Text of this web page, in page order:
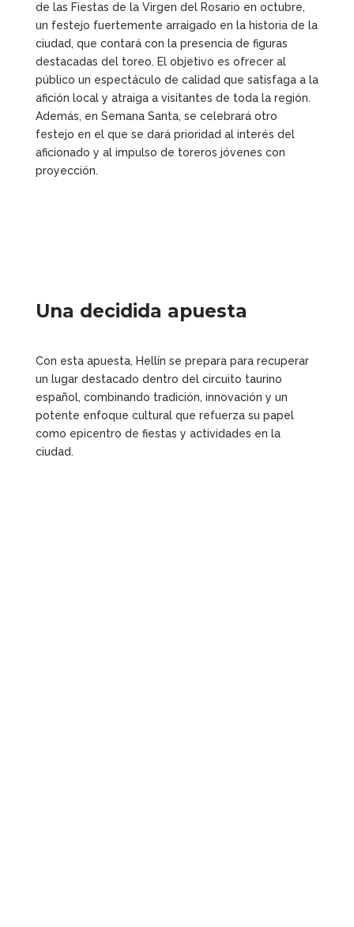
de las Fiestas de la Virgen del Rosario en octubre,
un festejo fuertemente arraigado en la historia de la
ciudad, que contará con la presencia de figuras
destacadas del toreo. El objetivo es ofrecer al
público un espectáculo de calidad que satisfaga a la
afición local y atraiga a visitantes de toda la región.
Además, en Semana Santa, se celebrará otro
festejo en el que se dará prioridad al interés del
aficionado y al impulso de toreros jóvenes con
proyección.
Una decidida apuesta
Con esta apuesta, Hellín se prepara para recuperar
un lugar destacado dentro del circuito taurino
español, combinando tradición, innovación y un
potente enfoque cultural que refuerza su papel
como epicentro de fiestas y actividades en la
ciudad.